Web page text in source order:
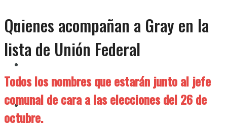
Lanús
Quilmes
Quienes acompañan a Gray en la
lista de Unión Federal
Todos los nombres que estarán junto al jefe
comunal de cara a las elecciones del 26 de
octubre.